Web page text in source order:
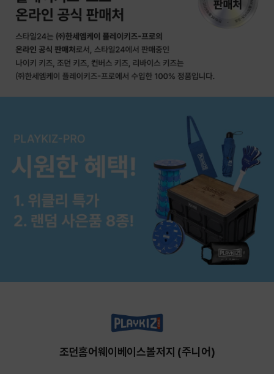
조던홈어웨이베이스볼저지 (주니어)